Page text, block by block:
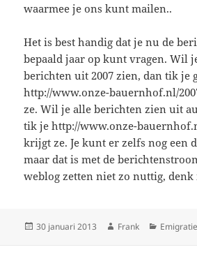
waarmee je ons kunt mailen..
Het is best handig dat je nu de
bepaald jaar op kunt vragen. Wil
berichten uit 2007 zien, dan tik je
http://www.onze-bauernhof.nl/
ze. Wil je alle berichten zien uit
tik je http://www.onze-
krijgt ze. Je kunt er zelfs nog een
maar dat is met de
weblog zetten niet zo nuttig, denk
Geplaatst
30 januari 2013 Auteur
Frank Emigratie